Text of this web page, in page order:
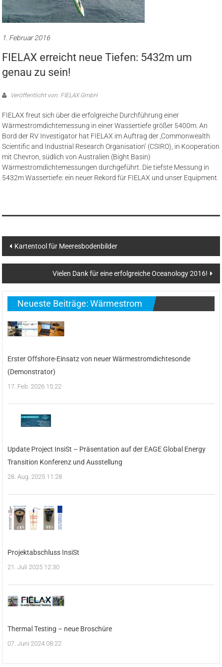
1. Februar 2016
FIELAX erreicht neue Tiefen: 5432m um
genau zu sein!
Veröffentlicht von: FIELAX GmbH
FIELAX freut sich über die erfolgreiche Durchführung einer
Wärmestromdichtemessung in einer Wassertiefe größer 5400m. An
Bord der RV Investigator hat FIELAX im Auftrag der ‚Commonwealth
Scientific and Industrial Research Organisation‘ (CSIRO), in Kooperation
mit Chevron, südlich von Australien (Bight Basin)
Wärmestromdichtemessungen durchgeführt. Die tiefste Messung in
5432m Wassertiefe: ein neuer Rekord für FIELAX und unser Equipment.
Beitragsnavigation
Kartentool für Meeresbodenbilder
Vielen Dank für eine erfolgreiche Oceanology 2016!
Neueste Beiträge: Wärmestrom
Erster Offshore-Einsatz von neuer Wärmestromdichtesonde
(Demonstrator)
17. Feb. 2026 15:22
Update Project InsiSt – Präsentation auf der EAGE Global Energy
Transition Konferenz und Ausstellung
28. Aug. 2025 11:28
Projektabschluss InsiSt
21. Juli 2025 12:30
Thermal Testing – neue Broschüre
07. Juni 2024 08:22